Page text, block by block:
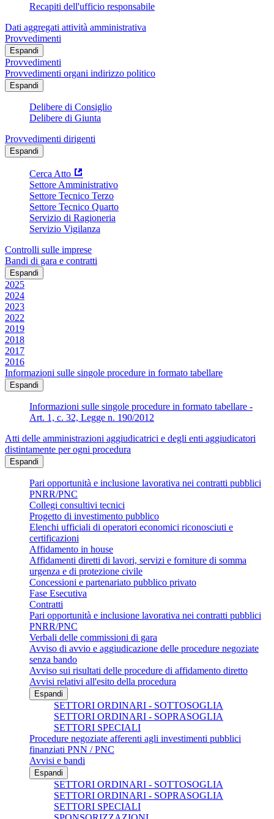
Recapiti dell'ufficio responsabile
Dati aggregati attività amministrativa
Provvedimenti
Espandi
Provvedimenti
Provvedimenti organi indirizzo politico
Espandi
Delibere di Consiglio
Delibere di Giunta
Provvedimenti dirigenti
Espandi
Cerca Atto
Settore Amministrativo
Settore Tecnico Terzo
Settore Tecnico Quarto
Servizio di Ragioneria
Servizio Vigilanza
Controlli sulle imprese
Bandi di gara e contratti
Espandi
2025
2024
2023
2022
2019
2018
2017
2016
Informazioni sulle singole procedure in formato tabellare
Espandi
Informazioni sulle singole procedure in formato tabellare -
Art. 1, c. 32, Legge n. 190/2012
Atti delle amministrazioni aggiudicatrici e degli enti aggiudicatori
distintamente per ogni procedura
Espandi
Pari opportunità e inclusione lavorativa nei contratti pubblici
PNRR/PNC
Collegi consultivi tecnici
Progetto di investimento pubblico
Elenchi ufficiali di operatori economici riconosciuti e
certificazioni
Affidamento in house
Affidamenti diretti di lavori, servizi e forniture di somma
urgenza e di protezione civile
Concessioni e partenariato pubblico privato
Fase Esecutiva
Contratti
Pari opportunità e inclusione lavorativa nei contratti pubblici
PNRR/PNC
Verbali delle commissioni di gara
Avviso di avvio e aggiudicazione delle procedure negoziate
senza bando
Avviso sui risultati delle procedure di affidamento diretto
Avvisi relativi all'esito della procedura
Espandi
SETTORI ORDINARI - SOTTOSOGLIA
SETTORI ORDINARI - SOPRASOGLIA
SETTORI SPECIALI
Procedure negoziate afferenti agli investimenti pubblici
finanziati PNN / PNC
Avvisi e bandi
Espandi
SETTORI ORDINARI - SOTTOSOGLIA
SETTORI ORDINARI - SOPRASOGLIA
SETTORI SPECIALI